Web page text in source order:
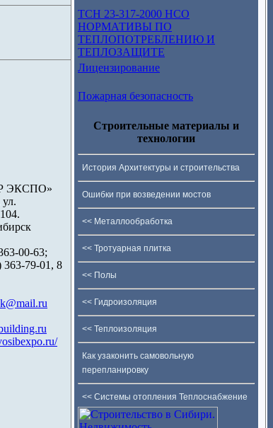
ЭКСПО»
00-63;
79-01, 8
ТСН 23-317-2000 НСО
НОРМАТИВЫ ПО
ТЕПЛОПОТРЕБЛЕНИЮ И
ТЕПЛОЗАЩИТЕ
Лицензирование
Пожарная безопасность
Строительные материалы и
технологии
История Архитектуры и строительства
Ошибки при возведении мостов
<< Металлообработка
<< Тротуарная плитка
<< Полы
<< Гидроизоляция
<< Теплоизоляция
Как узаконить самовольную
перепланировку
<< Системы отопления Теплоснабжение